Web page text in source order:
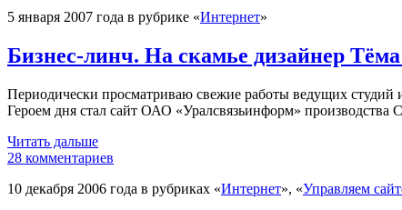
5 января 2007 года в рубрике «Интернет»
Бизнес-линч. На скамье дизайнер
Периодически просматриваю свежие работы ведущих студий
Героем дня стал сайт ОАО «Уралсвязьинформ» производства
Читать дальше
28 комментариев
10 декабря 2006 года в рубриках «Интернет», «Управляем